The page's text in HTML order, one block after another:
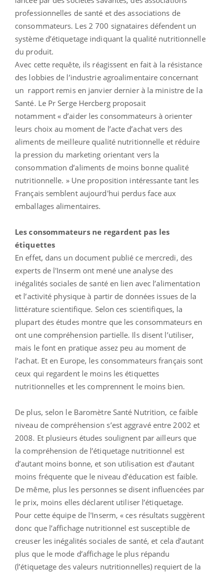
professionnelles de santé et des associations de
consommateurs. Les 2 700 signataires défendent un
système d’étiquetage indiquant la qualité nutritionnelle
du produit.
Avec cette requête, ils réagissent en fait à la résistance
des lobbies de l’industrie agroalimentaire concernant
un rapport remis en janvier dernier à la ministre de la
Santé. Le Pr Serge Hercberg proposait
notamment « d’aider les consommateurs à orienter
leurs choix au moment de l’acte d’achat vers des
aliments de meilleure qualité nutritionnelle et réduire
la pression du marketing orientant vers la
consommation d’aliments de moins bonne qualité
nutritionnelle. » Une proposition intéressante tant les
Français semblent aujourd'hui perdus face aux
emballages alimentaires.
Les consommateurs ne regardent pas les
étiquettes
En effet, dans un document publié ce mercredi, des
experts de l'Inserm ont mené une analyse des
inégalités sociales de santé en lien avec l’alimentation
et l’activité physique à partir de données issues de la
littérature scientifique. Selon ces scientifiques, la
plupart des études montre que les consommateurs en
ont une compréhension partielle. Ils disent l’utiliser,
mais le font en pratique assez peu au moment de
l’achat. Et en Europe, les consommateurs français sont
ceux qui regardent le moins les étiquettes
nutritionnelles et les comprennent le moins bien.
De plus, selon le Baromètre Santé Nutrition, ce faible
niveau de compréhension s’est aggravé entre 2002 et
2008. Et plusieurs études soulignent par ailleurs que
la compréhension de l’étiquetage nutritionnel est
d’autant moins bonne, et son utilisation est d’autant
moins fréquente que le niveau d’éducation est faible.
De même, plus les personnes se disent influencées par
le prix, moins elles déclarent utiliser l’étiquetage.
Pour cette équipe de l'Inserm, « ces résultats suggèrent
donc que l’affichage nutritionnel est susceptible de
creuser les inégalités sociales de santé, et cela d’autant
plus que le mode d’affichage le plus répandu
(l’étiquetage des valeurs nutritionnelles) requiert de la